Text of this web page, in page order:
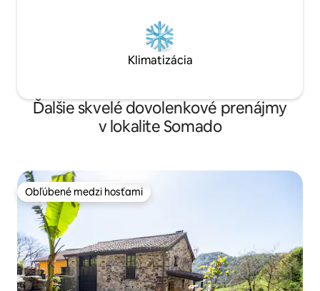
Klimatizácia
Ďalšie skvelé dovolenkové prenájmy
v lokalite Somado
Obľúbené medzi hosťami
Obľúbené medzi hosťami